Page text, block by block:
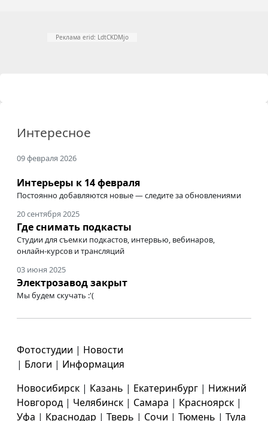
Реклама erid: LdtCKDMjo
Интересное
09 февраля 2026
Интерьеры к 14 февраля
Постоянно добавляются новые — следите за обновлениями
20 сентября 2025
Где снимать подкасты
Студии для съемки подкастов, интервью, вебинаров,
онлайн-курсов и трансляций
03 июня 2025
Электрозавод закрыт
Мы будем скучать :'(
Фотостудии | Новости
| Блоги | Информация
Новосибирск | Казань | Екатеринбург | Нижний
Новгород | Челябинск | Самара | Красноярск |
Уфа | Краснодар | Тверь | Сочи | Тюмень | Тула